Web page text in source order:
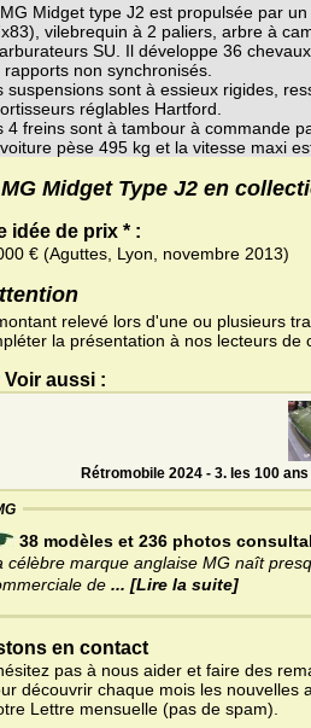
Midget type J2 est propulsée par
vilebrequin à 2 paliers, arbre à
SU. Il développe 36
rapports non synchronisés.
suspensions sont à essieux rigides,
réglables Hartford.
4 freins sont à tambour à commande
pèse 495 kg et la vitesse maxi
Midget Type J2 en
idée de prix * :
€ (Aguttes, Lyon, novembre 2013)
relevé lors d'une ou plusieurs
la présentation à nos lecteurs de
Voir aussi :
Rétromobile 2024 - 3. les 100
38 modèles et 236 photos
célèbre marque anglaise MG naît
de ... [Lire la suite]
en contact
pas à nous aider et faire des
découvrir chaque mois les nouvelles
Lettre mensuelle (pas de spam).